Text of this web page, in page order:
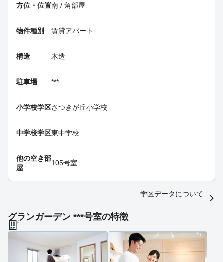
方位・位置南 / 角部屋
物件種別 賃貸アパート
構造 木造
駐車場 ***
小学校学区さつきが丘小学校
中学校学区東中学校
他の空き部
屋
105号室
学区データについて
グランガーデン ***号室の特徴